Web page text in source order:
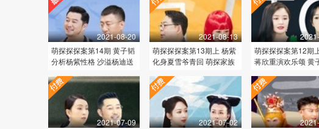
2021-08-20
萌探探探案第14期 黄子韬
分析杨紫性格 沙溢杨迪送
2021-08-13
萌探探探案第13期上 杨紫
化身夏雪爷青回 萌探家族
萌探探探案第12期
蒋欣重演欢乐颂 黄
2021-07-09
2021-07-02